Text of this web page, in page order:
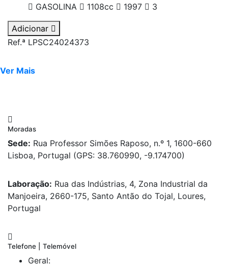
GASOLINA
1108cc 1997 3
Adicionar
Ref.ª LPSC24024373
Ver Mais
Moradas
Sede: Rua Professor Simões Raposo, n.º 1, 1600-660
Lisboa, Portugal (GPS: 38.760990, -9.174700)
Laboração: Rua das Indústrias, 4, Zona Industrial da
Manjoeira, 2660-175, Santo Antão do Tojal, Loures,
Portugal
Telefone | Telemóvel
Geral: